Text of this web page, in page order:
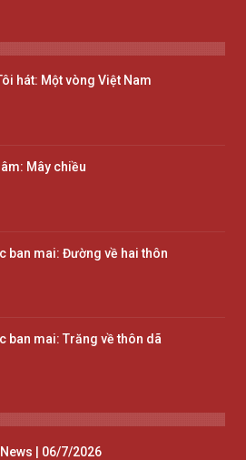
hát: Một vòng Việt Nam
Mây chiều
ban mai: Đường về hai thôn
ban mai: Trăng về thôn dã
| 06/7/2026